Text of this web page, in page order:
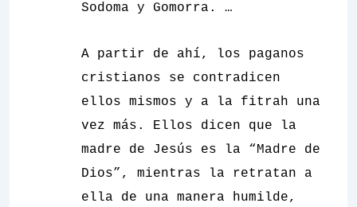
Sodoma y Gomorra. …
A partir de ahí, los paganos
cristianos se contradicen
ellos mismos y a la fitrah una
vez más. Ellos dicen que la
madre de Jesús es la “Madre de
Dios”, mientras la retratan a
ella de una manera humilde,